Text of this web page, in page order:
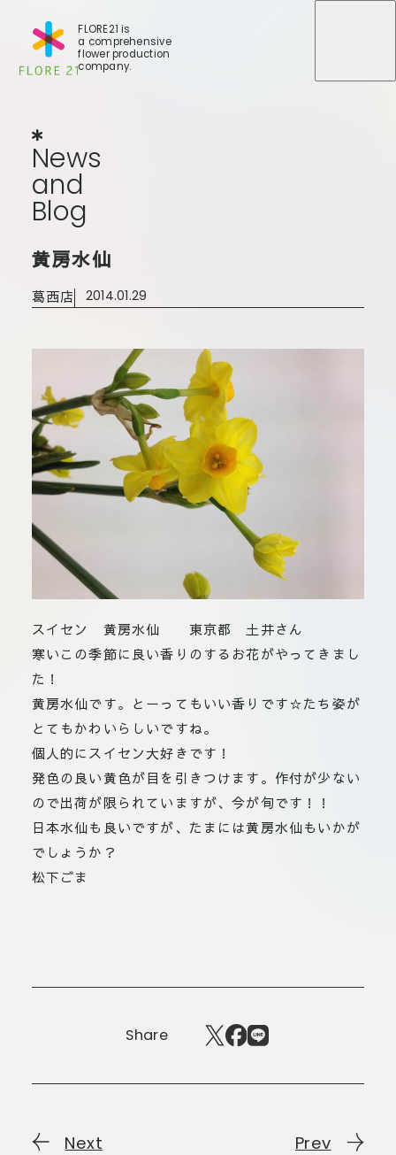
FLORE21 is
a comprehensive
flower production
company.
News
News
and
and
Blog
Blog
黄房水仙
葛西店 2014.01.29
スイセン 黄房水仙 東京都 土井さん
寒いこの季節に良い香りのするお花がやってきまし
た！
黄房水仙です。とーってもいい香りです☆たち姿が
とてもかわいらしいですね。
個人的にスイセン大好きです！
発色の良い黄色が目を引きつけます。作付が少ない
ので出荷が限られていますが、今が旬です！！
日本水仙も良いですが、たまには黄房水仙もいかが
でしょうか？
松下ごま
Share
Next Prev
大田本店
大田新店
葛西店
板橋店
川崎加工部
会社概要
FLORE
EN
flore21
official instagram
Tokyo
shokubutsu zufu
facebook